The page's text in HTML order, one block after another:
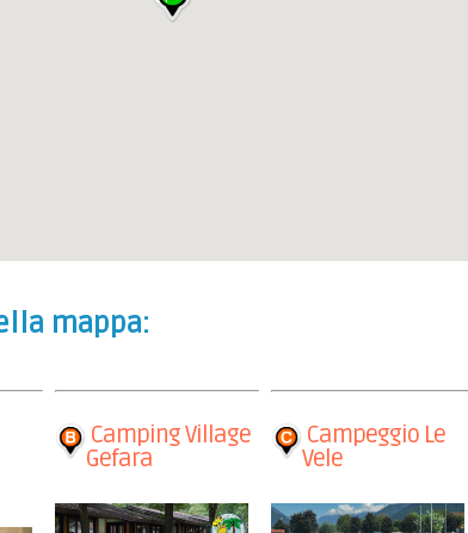
mappa:
Camping Village
Gefara
Campeggio Le
Vele